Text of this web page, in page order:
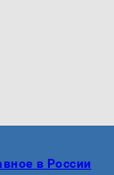
в России